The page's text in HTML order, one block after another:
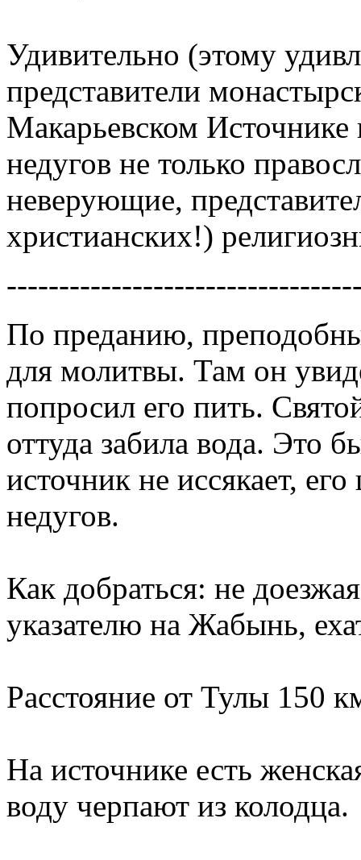
Удивительно (этому
представители
Макарьевском
недугов не только
неверующие,
христианских!)
По преданию,
для молитвы. Там он
попросил его пить.
оттуда забила вода. Это
источник не иссякает,
недугов.
Как добраться: не
указателю на Жабынь,
Расстояние от Тулы 150
На источнике есть
воду черпают из колодца.